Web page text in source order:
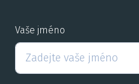
Vaše jméno